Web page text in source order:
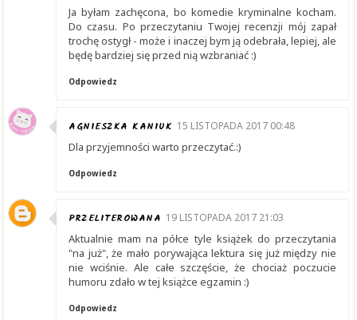
Ja byłam zachęcona, bo komedie kryminalne kocham.
Do czasu. Po przeczytaniu Twojej recenzji mój zapał
trochę ostygł - może i inaczej bym ją odebrała, lepiej, ale
będę bardziej się przed nią wzbraniać :)
Odpowiedz
AGNIESZKA KANIUK 15 LISTOPADA 2017 00:48
Dla przyjemności warto przeczytać.:)
Odpowiedz
PRZELITEROWANA 19 LISTOPADA 2017 21:03
Aktualnie mam na półce tyle książek do przeczytania
"na już", że mało porywająca lektura się już między nie
nie wciśnie. Ale całe szczęście, że chociaż poczucie
humoru zdało w tej książce egzamin :)
Odpowiedz